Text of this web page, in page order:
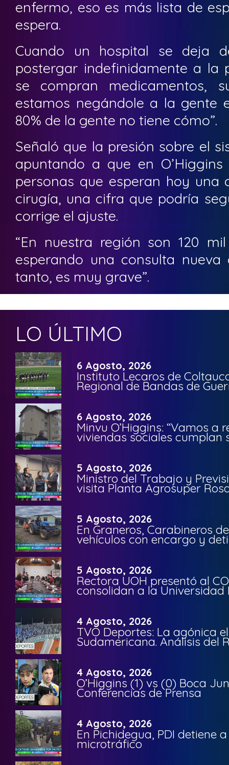
enfermo, eso es más lista de
espera.
Cuando un hospital se deja
postergar indefinidamente a la
se compran medicamentos,
estamos negándole a la gente
80% de la gente no tiene cómo”.
Señaló que la presión sobre el
apuntando a que en
personas que esperan hoy una
cirugía, una cifra que podría
corrige el ajuste.
“En nuestra región son 120
esperando una consulta
tanto, es muy grave”.
LO ÚLTIMO
6 Agosto, 2026
Instituto Lecaros de
Regional de Bandas de
6 Agosto, 2026
Minvu O’Higgins: “Vamos a
viviendas sociales cumplan
5 Agosto, 2026
Ministro del Trabajo y
visita Planta Agrosuper
5 Agosto, 2026
En Graneros, Carabineros
vehículos con encargo y
5 Agosto, 2026
Rectora UOH presentó al
consolidan a la Universidad
4 Agosto, 2026
TVO Deportes: La agónica
Sudamericana. Análisis del
4 Agosto, 2026
O’Higgins (1) vs (0) Boca
Conferencias de Prensa
4 Agosto, 2026
En Pichidegua, PDI detiene
microtráfico